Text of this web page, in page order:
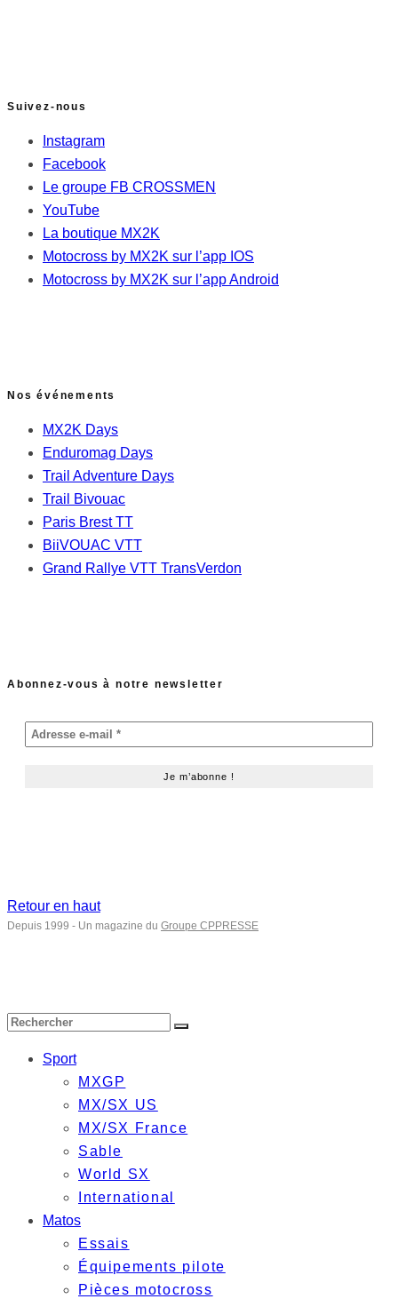
Suivez-nous
Instagram
Facebook
Le groupe FB CROSSMEN
YouTube
La boutique MX2K
Motocross by MX2K sur l’app IOS
Motocross by MX2K sur l’app Android
Nos événements
MX2K Days
Enduromag Days
Trail Adventure Days
Trail Bivouac
Paris Brest TT
BiiVOUAC VTT
Grand Rallye VTT TransVerdon
Abonnez-vous à notre newsletter
Retour en haut
Depuis 1999 - Un magazine du Groupe CPPRESSE
Sport
MXGP
MX/SX US
MX/SX France
Sable
World SX
International
Matos
Essais
Équipements pilote
Pièces motocross